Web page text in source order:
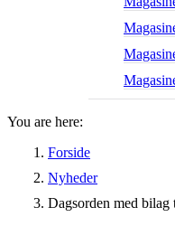
You are here:
Forside
Nyheder
Dagsorden med